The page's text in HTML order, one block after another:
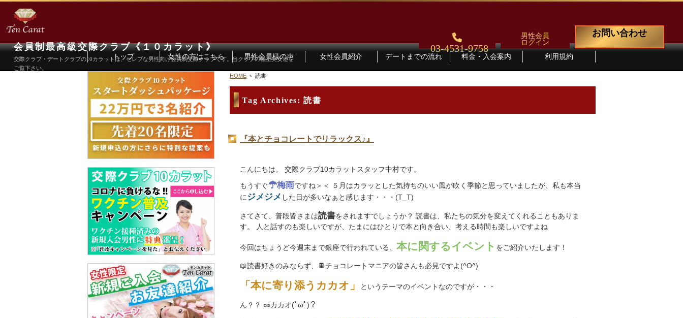
会員制最高級交際クラブ《１０カラット》
交際クラブ・デートクラブの10カラットは、セレブな男性向け会員制交際クラブです。当クラブの極上美女達を
ご覧下さい。
03-4531-9758
男性会員
ログイン
お問い合わせ
トップ 女性の方はこちら 男性会員様の声 女性会員紹介 デートまでの流れ 料金・入会案内 利用規約
HOME 読書
Tag Archives:読書
『本とチョコレートでリラックス♪』
こんにちは。 交際クラブ10カラットスタッフ中村です。
もうすぐ☂梅雨ですね＞＜ ５月はカラッとした気持ちのいい風が吹く季節と思っていましたが、私も本当
にジメジメ した日が多いなぁと感じます・・・(T_T)
さてさて、普段皆さまは読書をされますでしょうか？ 読書は、私たちの気分を変えてくれることもありま
す。 人と話すのも楽しいですが、たまにはひとりで本と向き合い、考える時間も楽しいですよね
今回はちょうど今週末まで銀座で行われている、 本に関するイベント をご紹介いたします！
📖読書好きのみならず、🍫チョコレートマニアの皆さんも必見ですよ(^O^)
「本に寄り添うカカオ」 というテーマのイベントなのですが・・・
ん？？ 🥜カカオ(ﾟωﾟ)？